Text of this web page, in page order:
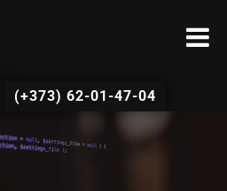
(+373) 62-01-47-04